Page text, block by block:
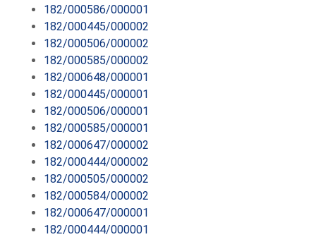
182/000586/000001
182/000445/000002
182/000506/000002
182/000585/000002
182/000648/000001
182/000445/000001
182/000506/000001
182/000585/000001
182/000647/000002
182/000444/000002
182/000505/000002
182/000584/000002
182/000647/000001
182/000444/000001